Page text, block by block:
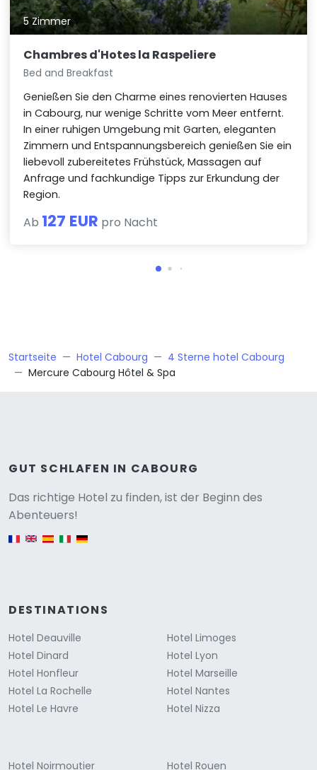
5 Zimmer
Chambres d'Hotes la Raspeliere
Bed and Breakfast
Genießen Sie den Charme eines renovierten Hauses
in Cabourg, nur wenige Schritte vom Meer entfernt.
In einer ruhigen Umgebung mit Garten, eleganten
Zimmern und Entspannungsbereich genießen Sie ein
liebevoll zubereitetes Frühstück, Massagen auf
Anfrage und fachkundige Tipps zur Erkundung der
Region.
Ab 127 EUR pro Nacht
Startseite Hotel Cabourg
4 Sterne hotel Cabourg
Mercure Cabourg Hôtel & Spa
GUT SCHLAFEN IN CABOURG
Das richtige Hotel zu finden, ist der Beginn des
Abenteuers!
English version
DESTINATIONS
Hotel Deauville
Hotel Dinard
Hotel Honfleur
Hotel La Rochelle
Hotel Le Havre
Hotel Limoges
Hotel Lyon
Hotel Marseille
Hotel Nantes
Hotel Nizza
Hotel Noirmoutier Hotel Rouen